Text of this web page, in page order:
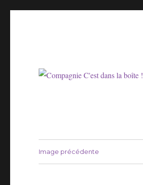
Image précédente